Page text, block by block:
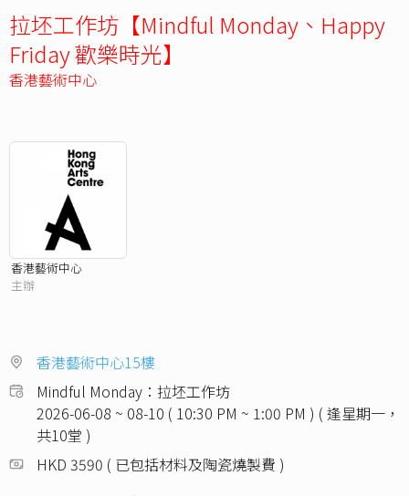
拉坯工作坊【Mindful Monday、Happy
Friday 歡樂時光】
香港藝術中心
香港藝術中心
主辦
香港藝術中心15樓
Mindful Monday：拉坯工作坊
2026-06-08 ~ 08-10 ( 10:30 PM ~ 1:00 PM ) ( 逢星期一，
共10堂 )
HKD 3590 ( 已包括材料及陶瓷燒製費 )